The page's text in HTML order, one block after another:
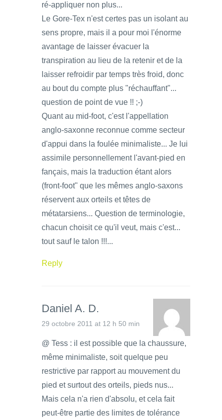
ré-appliquer non plus...
Le Gore-Tex n'est certes pas un isolant au
sens propre, mais il a pour moi l'énorme
avantage de laisser évacuer la
transpiration au lieu de la retenir et de la
laisser refroidir par temps très froid, donc
au bout du compte plus "réchauffant"...
question de point de vue !! ;-)
Quant au mid-foot, c'est l'appellation
anglo-saxonne reconnue comme secteur
d'appui dans la foulée minimaliste... Je lui
assimile personnellement l'avant-pied en
fançais, mais la traduction étant alors
(front-foot" que les mêmes anglo-saxons
réservent aux orteils et têtes de
métatarsiens... Question de terminologie,
chacun choisit ce qu'il veut, mais c'est...
tout sauf le talon !!!...
Reply
Daniel A. D.
29 octobre 2011 at 12 h 50 min
@ Tess : il est possible que la chaussure,
même minimaliste, soit quelque peu
restrictive par rapport au mouvement du
pied et surtout des orteils, pieds nus...
Mais cela n'a rien d'absolu, et cela fait
peut-être partie des limites de tolérance